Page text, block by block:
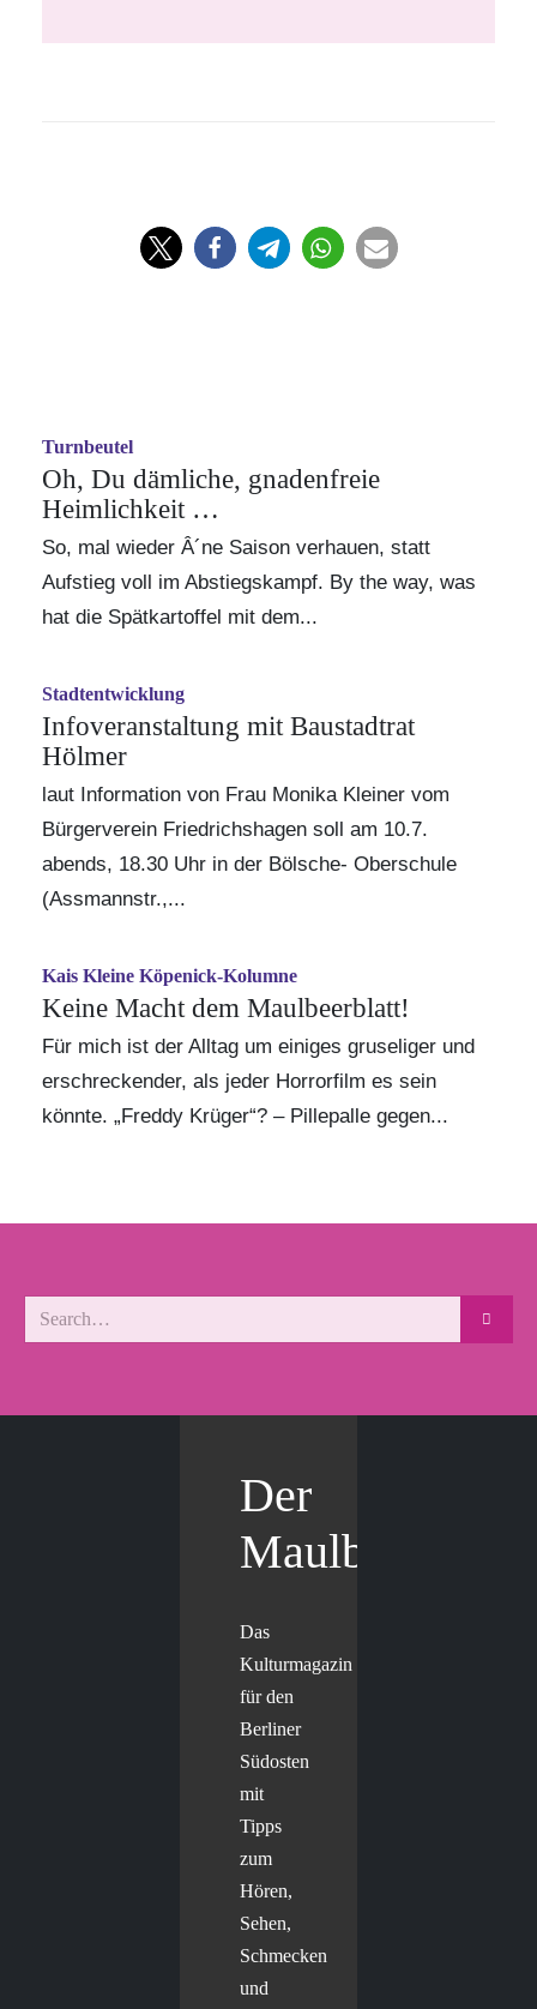
Turnbeutel
Oh, Du dämliche, gnadenfreie
Heimlichkeit …
So, mal wieder Â´ne Saison verhauen, statt
Aufstieg voll im Abstiegskampf. By the way, was
hat die Spätkartoffel mit dem...
Stadtentwicklung
Infoveranstaltung mit Baustadtrat
Hölmer
laut Information von Frau Monika Kleiner vom
Bürgerverein Friedrichshagen soll am 10.7.
abends, 18.30 Uhr in der Bölsche- Oberschule
(Assmannstr.,...
Kais Kleine Köpenick-Kolumne
Keine Macht dem Maulbeerblatt!
Für mich ist der Alltag um einiges gruseliger und
erschreckender, als jeder Horrorfilm es sein
könnte. „Freddy Krüger“? – Pillepalle gegen...
Der
Maulbär
Das
Kulturmagazin
für den
Berliner
Südosten
mit
Tipps
zum
Hören,
Sehen,
Schmecken
und